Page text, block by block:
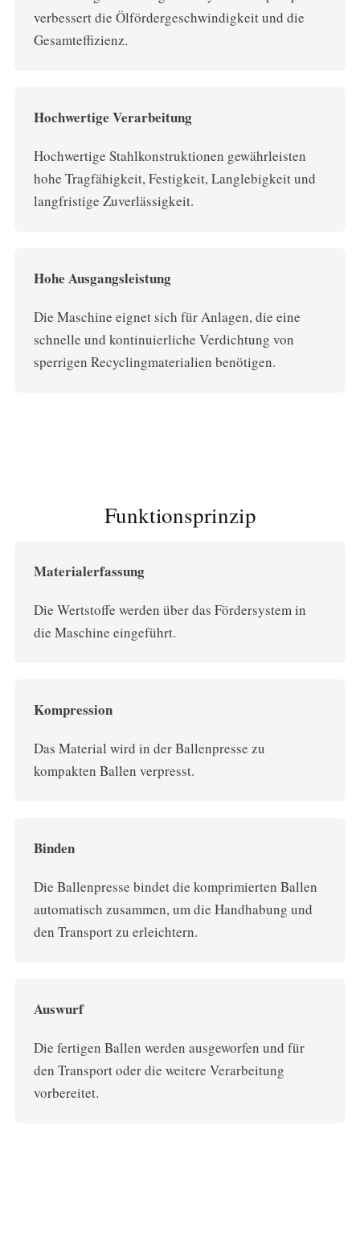
verbessert die Ölfördergeschwindigkeit und die
Gesamteffizienz.
Hochwertige Verarbeitung
Hochwertige Stahlkonstruktionen gewährleisten
hohe Tragfähigkeit, Festigkeit, Langlebigkeit und
langfristige Zuverlässigkeit.
Hohe Ausgangsleistung
Die Maschine eignet sich für Anlagen, die eine
schnelle und kontinuierliche Verdichtung von
sperrigen Recyclingmaterialien benötigen.
Funktionsprinzip
Materialerfassung
Die Wertstoffe werden über das Fördersystem in
die Maschine eingeführt.
Kompression
Das Material wird in der Ballenpresse zu
kompakten Ballen verpresst.
Binden
Die Ballenpresse bindet die komprimierten Ballen
automatisch zusammen, um die Handhabung und
den Transport zu erleichtern.
Auswurf
Die fertigen Ballen werden ausgeworfen und für
den Transport oder die weitere Verarbeitung
vorbereitet.